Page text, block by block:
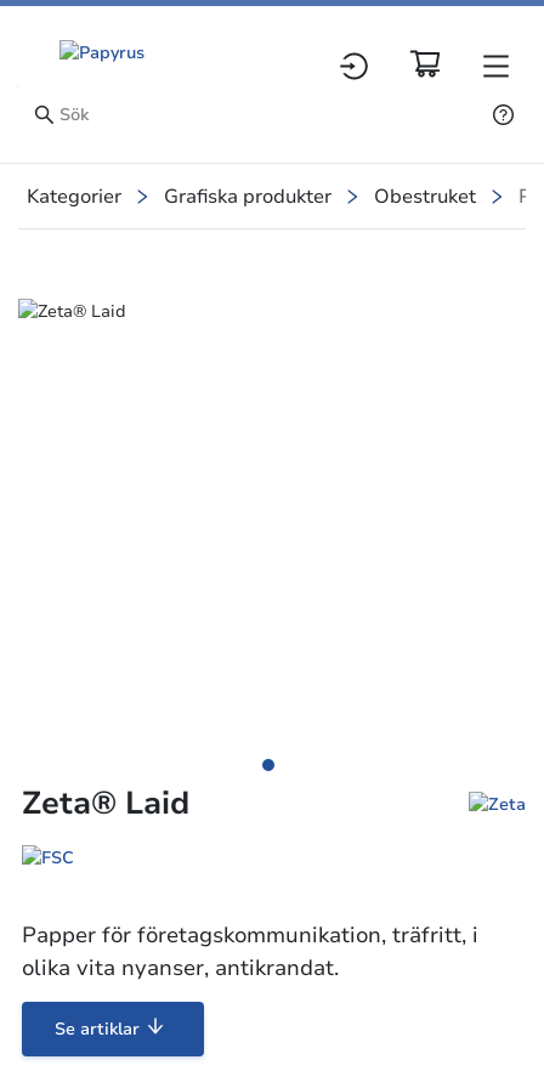
Kategorier Grafiska produkter Obestruket
Slide 1 of 1
Zeta® Laid
Papper för företagskommunikation, träfritt, i
olika vita nyanser, antikrandat.
Se artiklar